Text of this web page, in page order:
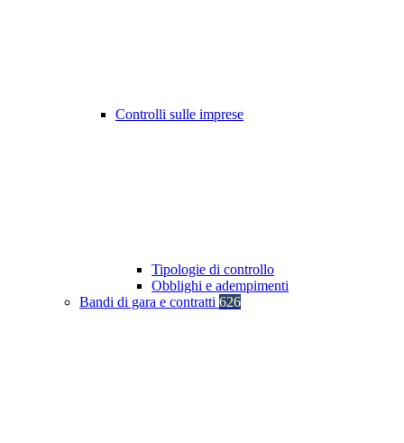
Controlli sulle imprese
Tipologie di controllo
Obblighi e adempimenti
Bandi di gara e contratti 626